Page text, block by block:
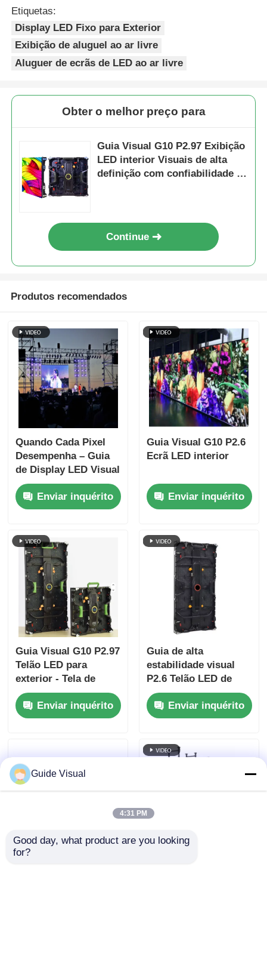
Etiquetas:
Display LED Fixo para Exterior
Exibição de aluguel ao ar livre
Aluguer de ecrãs de LED ao ar livre
Obter o melhor preço para
Guia Visual G10 P2.97 Exibição
LED interior Visuais de alta
definição com confiabilidade a
Continue
Produtos recomendados
Quando Cada Pixel
Desempenha – Guia
de Display LED Visual
Série GS para
Eventos Épicos
Enviar inquérito
Guia Visual G10 P2.6
Ecrã LED interior
Enviar inquérito
Guia Visual G10 P2.97
Telão LED para
exterior - Tela de
aluguel de alto brilho
para eventos
extremos ao ar livre
Enviar inquérito
Guia de alta
estabilidade visual
P2.6 Telão LED de
aluguel interno para
concertos, CE de
backup de energia
Enviar inquérito
Guide Visual
4:31 PM
Good day, what product are you looking
for?